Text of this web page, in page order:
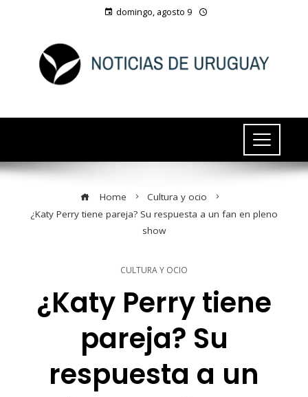
domingo, agosto 9
Home
Cultura y ocio
¿Katy Perry tiene pareja? Su respuesta a un fan en pleno
show
CULTURA Y OCIO
¿Katy Perry tiene
pareja? Su
respuesta a un